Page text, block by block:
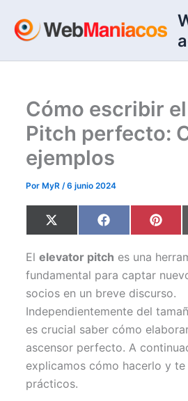
contenido
Cómo escribir
Pitch perfecto:
ejemplos
Por MyR/6 junio 2024
Compartir
en
X
(
w
i
t
t
e
)
Compartir
en
F
a
e
b
o
o
k
en
P
i
t
e
r
e
s
Elelevator pitch es una
fundamental para captar
socios en un breve discurso.
Independientemente del
es crucial saber cómo
ascensor perfecto. A
explicamos cómo hacerlo y
prácticos.